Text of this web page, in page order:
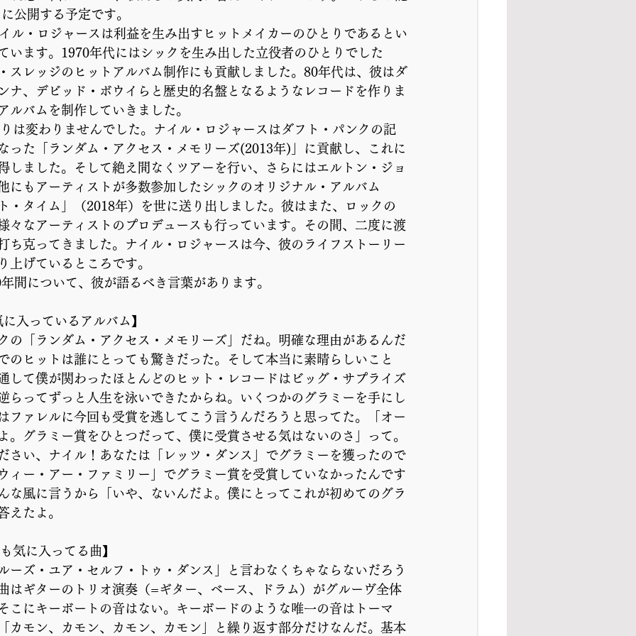
公開する予定です。
ル・ロジャースは利益を生み出すヒットメイカーのひとりであるとい
います。1970年代にはシックを生み出した立役者のひとりでした
スレッジのヒットアルバム制作にも貢献しました。80年代は、彼はダ
ナ、デビッド・ボウイらと歴史的名盤となるようなレコードを作りま
ルバムを制作していきました。
は変わりませんでした。ナイル・ロジャースはダフト・パンクの記
った「ランダム・アクセス・メモリーズ(2013年)」に貢献し、これに
しました。そして絶え間なくツアーを行い、さらにはエルトン・ジョ
にもアーティストが多数参加したシックのオリジナル・アルバム
・タイム」（2018年）を世に送り出しました。彼はまた、ロックの
々なアーティストのプロデュースも行っています。その間、二度に渡
ち克ってきました。ナイル・ロジャースは今、彼のライフストーリー
上げているところです。
間について、彼が語るべき言葉があります。
入っているアルバム】
の「ランダム・アクセス・メモリーズ」だね。明確な理由があるんだ
のヒットは誰にとっても驚きだった。そして本当に素晴らしいこと
して僕が関わったほとんどのヒット・レコードはビッグ・サプライズ
らってずっと人生を泳いできたからね。いくつかのグラミーを手にし
ファレルに今回も受賞を逃してこう言うんだろうと思ってた。「オー
。グラミー賞をひとつだって、僕に受賞させる気はないのさ」って。
さい、ナイル！あなたは「レッツ・ダンス」でグラミーを獲ったので
ィー・アー・ファミリー」でグラミー賞を受賞していなかったんです
な風に言うから「いや、ないんだよ。僕にとってこれが初めてのグラ
えたよ。
気に入ってる曲】
ーズ・ユア・セルフ・トゥ・ダンス」と言わなくちゃならないだろう
はギターのトリオ演奏（=ギター、ベース、ドラム）がグルーヴ全体
こにキーボートの音はない。キーボードのような唯一の音はトーマ
カモン、カモン、カモン、カモン」と繰り返す部分だけなんだ。基本